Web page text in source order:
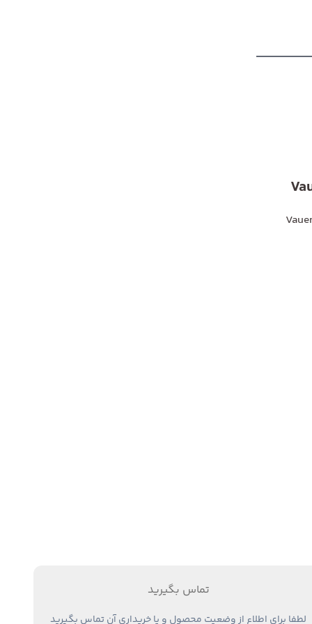
تماس بگیرید
لطفا برای اطلاع از وضعیت محصول و یا خریداری آن تماس بگیرید